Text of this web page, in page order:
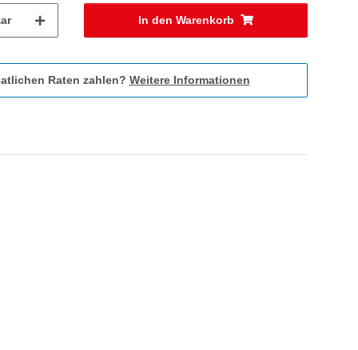
In den Warenkorb
Raten zahlen? Weitere Informationen